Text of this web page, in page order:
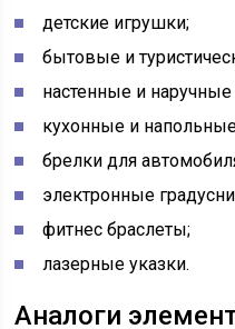
детские игрушки;
бытовые и
настенные и
кухонные и
брелки для
электронные
фитнес браслеты;
лазерные указки.
Аналоги